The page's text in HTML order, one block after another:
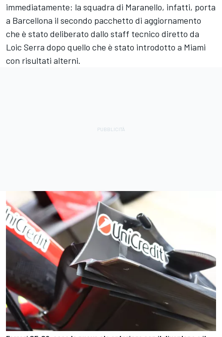
immediatamente: la squadra di Maranello, infatti, porta
a Barcellona il secondo pacchetto di aggiornamento
che è stato deliberato dallo staff tecnico diretto da
Loic Serra dopo quello che è stato introdotto a Miami
con risultati alterni.